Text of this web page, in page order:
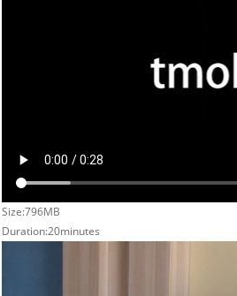
Size:796MB
Duration:20minutes